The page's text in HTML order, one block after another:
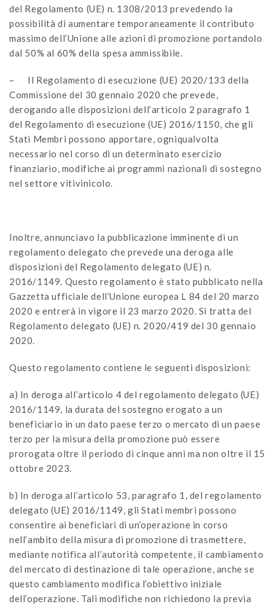
del Regolamento (UE) n. 1308/2013 prevedendo la
possibilità di aumentare temporaneamente il contributo
massimo dell’Unione alle azioni di promozione portandolo
dal 50% al 60% della spesa ammissibile.
– Il Regolamento di esecuzione (UE) 2020/133 della
Commissione del 30 gennaio 2020 che prevede,
derogando alle disposizioni dell’articolo 2 paragrafo 1
del Regolamento di esecuzione (UE) 2016/1150, che gli
Stati Membri possono apportare, ogniqualvolta
necessario nel corso di un determinato esercizio
finanziario, modifiche ai programmi nazionali di sostegno
nel settore vitivinicolo.
Inoltre, annunciavo la pubblicazione imminente di un
regolamento delegato che prevede una deroga alle
disposizioni del Regolamento delegato (UE) n.
2016/1149. Questo regolamento è stato pubblicato nella
Gazzetta ufficiale dell’Unione europea L 84 del 20 marzo
2020 e entrerà in vigore il 23 marzo 2020. Si tratta del
Regolamento delegato (UE) n. 2020/419 del 30 gennaio
2020.
Questo regolamento contiene le seguenti disposizioni:
a) In deroga all’articolo 4 del regolamento delegato (UE)
2016/1149, la durata del sostegno erogato a un
beneficiario in un dato paese terzo o mercato di un paese
terzo per la misura della promozione può essere
prorogata oltre il periodo di cinque anni ma non oltre il 15
ottobre 2023.
b) In deroga all’articolo 53, paragrafo 1, del regolamento
delegato (UE) 2016/1149, gli Stati membri possono
consentire ai beneficiari di un’operazione in corso
nell’ambito della misura di promozione di trasmettere,
mediante notifica all’autorità competente, il cambiamento
del mercato di destinazione di tale operazione, anche se
questo cambiamento modifica l’obiettivo iniziale
dell’operazione. Tali modifiche non richiedono la previa